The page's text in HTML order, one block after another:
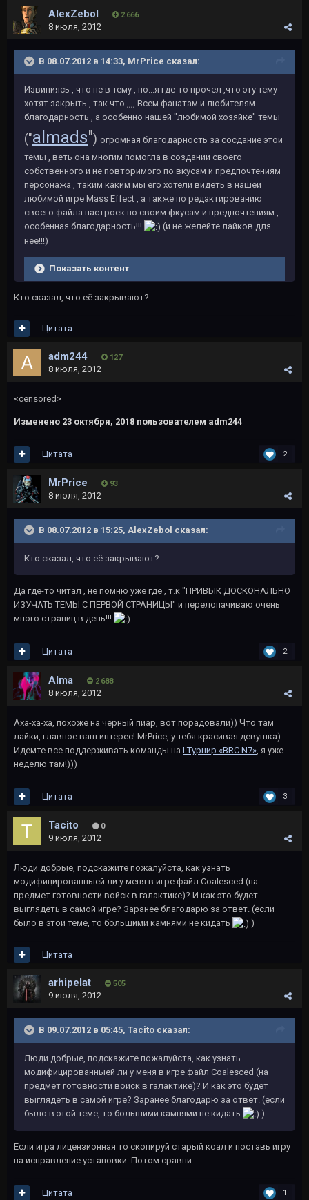
AlexZebol 2 666
8 июля, 2012
В 08.07.2012 в 14:33, MrPrice сказал:
Извиниясь , что не в тему , но...я где-то прочел ,что эту тему
хотят закрыть , так что ,,,, Всем фанатам и любителям
благодарность , а особенно нашей "любимой хозяйке" темы
("almads") огромная благодарность за сосдание этой
темы , веть она многим помогла в создании своего
собственного и не повторимого по вкусам и предпочтениям
персонажа , таким каким мы его хотели видеть в нашей
любимой игре Mass Effect , а также по редактированию
своего файла настроек по своим фкусам и предпочтениям ,
особенная благодарность!!!
(и не желейте лайков для
неё!!!)
Показать контент
Кто сказал, что её закрывают?
Цитата
adm244 127
8 июля, 2012
<censored>
Изменено 23 октября, 2018 пользователем adm244
2
Цитата
MrPrice 93
8 июля, 2012
В 08.07.2012 в 15:25, AlexZebol сказал:
Кто сказал, что её закрывают?
Да где-то читал , не помню уже где , т.к "ПРИВЫК ДОСКОНАЛЬНО
ИЗУЧАТЬ ТЕМЫ С ПЕРВОЙ СТРАНИЦЫ" и перелопачиваю очень
много страниц в день!!!
2
Цитата
Alma 2 688
8 июля, 2012
Аха-ха-ха, похоже на черный пиар, вот порадовали)) Что там
лайки, главное ваш интерес! MrPrice, у тебя красивая девушка)
Идемте все поддерживать команды на I Турнир «ВRС N7», я уже
неделю там!)))
3
Цитата
Tacito 0
9 июля, 2012
Люди добрые, подскажите пожалуйста, как узнать
модифицированныей ли у меня в игре файл Coalesced (на
предмет готовности войск в галактике)? И как это будет
выглядеть в самой игре? Заранее благодарю за ответ. (если
было в этой теме, то большими камнями не кидать
)
Цитата
arhipelat 505
9 июля, 2012
В 09.07.2012 в 05:45, Tacito сказал:
Люди добрые, подскажите пожалуйста, как узнать
модифицированныей ли у меня в игре файл Coalesced (на
предмет готовности войск в галактике)? И как это будет
выглядеть в самой игре? Заранее благодарю за ответ. (если
было в этой теме, то большими камнями не кидать
)
Если игра лицензионная то скопируй старый коал и поставь игру
на исправление установки. Потом сравни.
1
Цитата